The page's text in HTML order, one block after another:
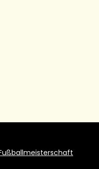
Fußballmeisterschaft